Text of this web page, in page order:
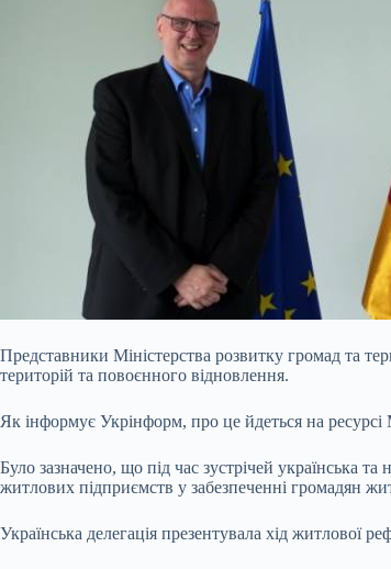
Представники Міністерства розвитку громад та
територій та повоєнного відновлення.
Як інформує Укрінформ, про це йдеться на ресурсі
Було зазначено, що під час зустрічей українська
житлових підприємств у забезпеченні громадян
Українська делегація презентувала хід житлової